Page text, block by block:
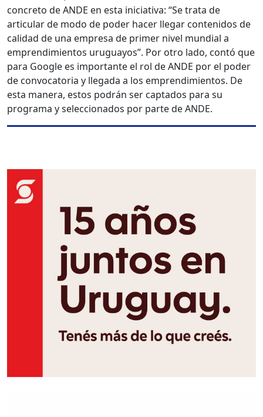
concreto de ANDE en esta iniciativa: “Se trata de
articular de modo de poder hacer llegar contenidos de
calidad de una empresa de primer nivel mundial a
emprendimientos uruguayos”. Por otro lado, contó que
para Google es importante el rol de ANDE por el poder
de convocatoria y llegada a los emprendimientos. De
esta manera, estos podrán ser captados para su
programa y seleccionados por parte de ANDE.